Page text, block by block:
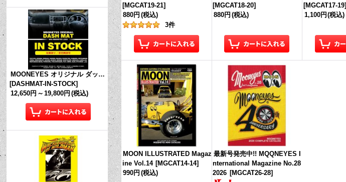
MOONEYES オリジナル ダッシュマット (in Stock!)
[DASHMAT-IN-STOCK]
12,650円 ～ 19,800円 (税込)
[MGCAT19-21]
880円 (税込)
3件
[MGCAT18-20]
880円 (税込)
[MGCAT17-19]
1,100円 (税込)
MOON ILLUSTRATED Magaz
ine Vol.14 [MGCAT14-14]
990円 (税込)
最新号発売中!! MQQNEYES I
nternational Magazine No.28
2026 [MGCAT26-28]